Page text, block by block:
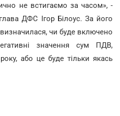
не встигаємо за часом», -
ДФС Ігор Білоус. За його
чи буде включено
значення сум ПДВ,
або це буде тільки якась